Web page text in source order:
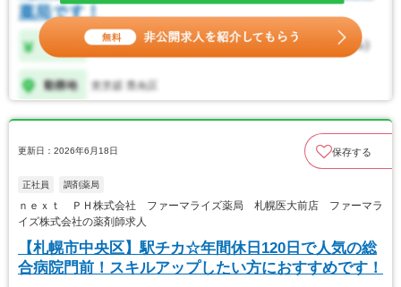
更新日：2026年6月18日 保存する
正社員 調剤薬局
ｎｅｘｔ ＰＨ株式会社 ファーマライズ薬局 札幌医大前店 ファーマラ
イズ株式会社の薬剤師求人
【札幌市中央区】駅チカ☆年間休日120日で人気の総
合病院門前！スキルアップしたい方におすすめです！